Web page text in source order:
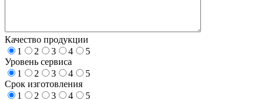
Качество продукции
1
2 3 4
5
Уровень сервиса
1
2 3 4
5
Срок изготовления
1
2 3 4
5